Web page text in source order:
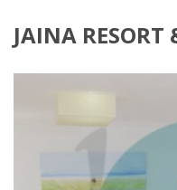
JAINA RESORT